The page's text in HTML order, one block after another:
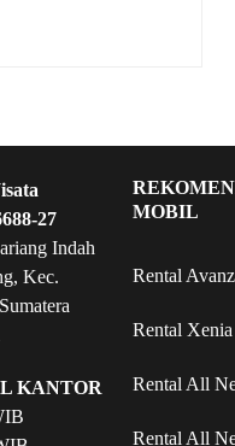
27
Indah
Kec.
KANTOR
MOBIL
Rental
Rental Xenia
Rental All
Rental All